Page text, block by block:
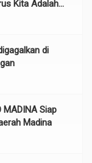
Kita Adalah
di
MADINA Siap
Madina